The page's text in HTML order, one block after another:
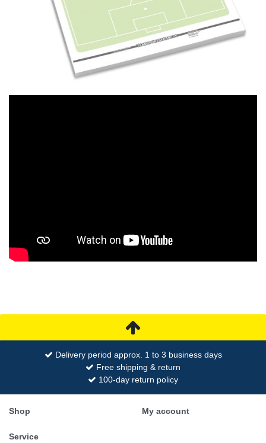
Delivery period approx. 1 to 3 business days
Free shipping & return
100-day return policy
Shop My account
Service